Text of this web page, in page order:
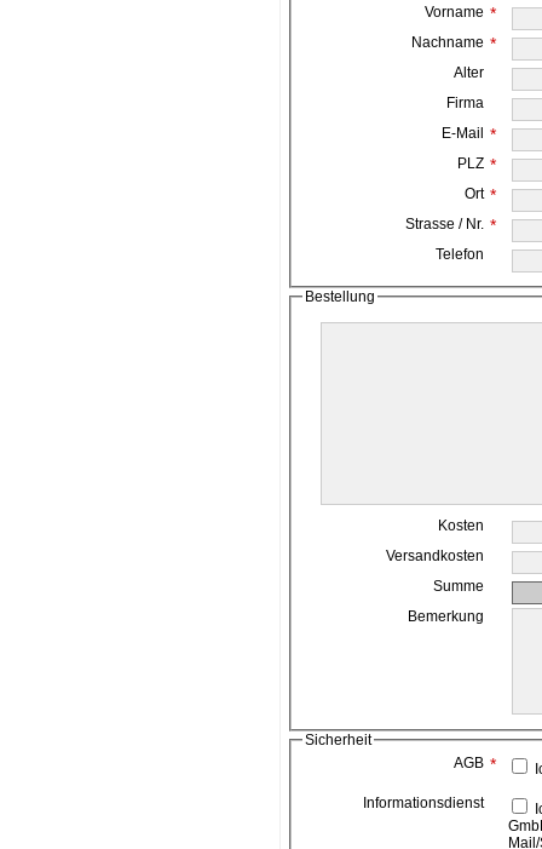
Vorname *
Nachname *
Alter
Firma
E-Mail
*
PLZ *
Ort *
Strasse / Nr. *
Telefon
Bestellung
Kosten
Versandkosten
Summe
Bemerkung
Sicherheit
AGB *
Informationsdienst